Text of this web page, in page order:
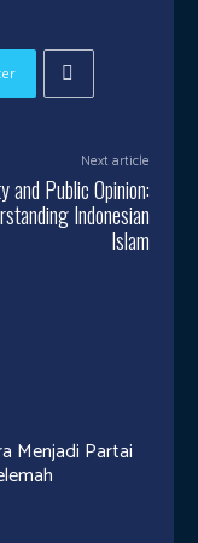
Next article
and Public Opinion:
Indonesian
Islam
Menjadi Partai